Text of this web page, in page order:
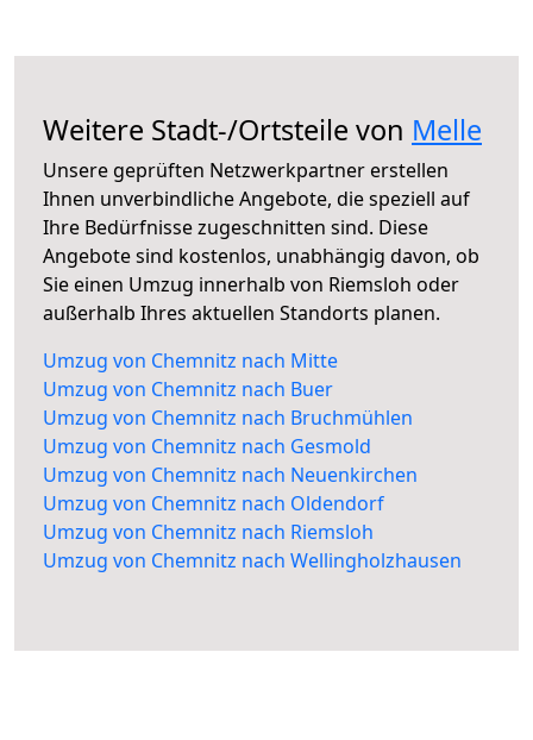
Weitere Stadt-/Ortsteile von Melle
Unsere geprüften Netzwerkpartner erstellen
Ihnen unverbindliche Angebote, die speziell auf
Ihre Bedürfnisse zugeschnitten sind. Diese
Angebote sind kostenlos, unabhängig davon, ob
Sie einen Umzug innerhalb von Riemsloh oder
außerhalb Ihres aktuellen Standorts planen.
Umzug von Chemnitz nach Mitte
Umzug von Chemnitz nach Buer
Umzug von Chemnitz nach Bruchmühlen
Umzug von Chemnitz nach Gesmold
Umzug von Chemnitz nach Neuenkirchen
Umzug von Chemnitz nach Oldendorf
Umzug von Chemnitz nach Riemsloh
Umzug von Chemnitz nach Wellingholzhausen